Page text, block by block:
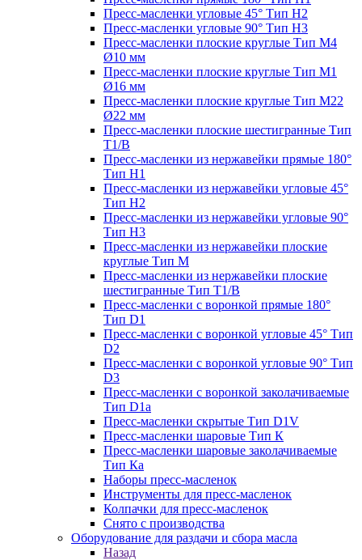
Пресс-масленки угловые 45° Тип H2
Пресс-масленки угловые 90° Тип H3
Пресс-масленки плоские круглые Тип M4
Ø10 мм
Пресс-масленки плоские круглые Тип M1
Ø16 мм
Пресс-масленки плоские круглые Тип M22
Ø22 мм
Пресс-масленки плоские шестигранные Тип
T1/B
Пресс-масленки из нержавейки прямые 180°
Тип H1
Пресс-масленки из нержавейки угловые 45°
Тип H2
Пресс-масленки из нержавейки угловые 90°
Тип H3
Пресс-масленки из нержавейки плоские
круглые Тип M
Пресс-масленки из нержавейки плоские
шестигранные Тип T1/B
Пресс-масленки с воронкой прямые 180°
Тип D1
Пресс-масленки с воронкой угловые 45° Тип
D2
Пресс-масленки с воронкой угловые 90° Тип
D3
Пресс-масленки с воронкой заколачиваемые
Тип D1a
Пресс-масленки скрытые Тип D1V
Пресс-масленки шаровые Тип К
Пресс-масленки шаровые заколачиваемые
Тип Кa
Наборы пресс-масленок
Инструменты для пресс-масленок
Колпачки для пресс-масленок
Снято с производства
Оборудование для раздачи и сбора масла
Назад